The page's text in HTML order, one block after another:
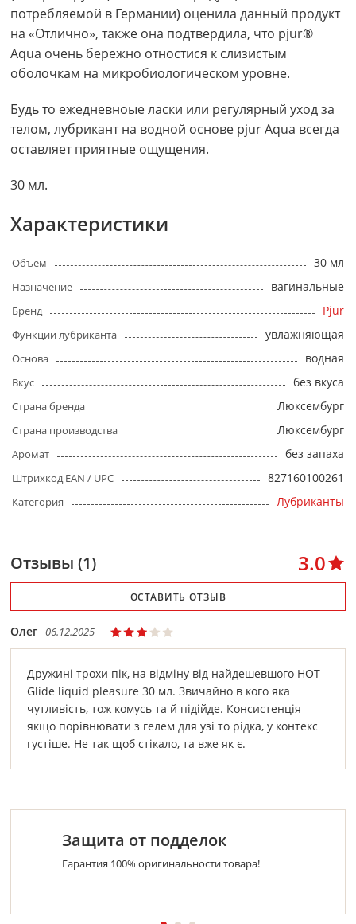
потребляемой в Германии) оценила данный продукт
на «Отлично», также она подтвердила, что pjur®
Aqua очень бережно отностися к слизистым
оболочкам на микробиологическом уровне.
Будь то ежедневноые ласки или регулярный уход за
телом, лубрикант на водной основе pjur Aqua всегда
оставляет приятные ощущения.
30 мл.
Характеристики
Объем 30 мл
Назначение вагинальные
Бренд Pjur
Функции лубриканта увлажняющая
Основа водная
Вкус без вкуса
Страна бренда Люксембург
Страна производства Люксембург
Аромат без запаха
Штрихкод EAN / UPC 827160100261
Категория Лубриканты
Отзывы (1) 3.0
ОСТАВИТЬ ОТЗЫВ
Дружині трохи пік, на відміну від найдешевшого HOT
Glide liquid pleasure 30 мл. Звичайно в кого яка
чутливість, тож комусь та й підійде. Консистенція
якщо порівнювати з гелем для узі то рідка, у контекс
густіше. Не так щоб стікало, та вже як є.
Олег 06.12.2025
Защита от подделок
Гарантия 100% оригинальности товара!